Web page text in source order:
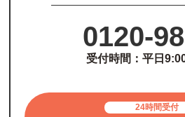
0120-
受付時間：平日
24時間受付